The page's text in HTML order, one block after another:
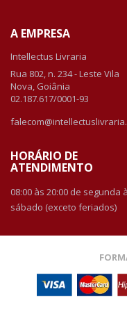
A EMPRESA
Intellectus Livraria
Rua 802, n. 234 - Leste Vila
Nova, Goiânia
02.187.617/0001-93
HORÁRIO DE
ATENDIMENTO
08:00 às 20:00 de segunda à
sábado (exceto feriados)